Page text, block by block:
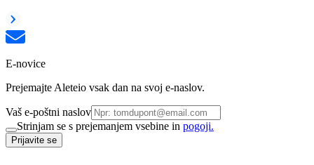
E-novice
Prejemajte Aleteio vsak dan na svoj e-naslov.
Vaš e-poštni naslov
Strinjam se s prejemanjem vsebine in pogoji.
Prijavite se